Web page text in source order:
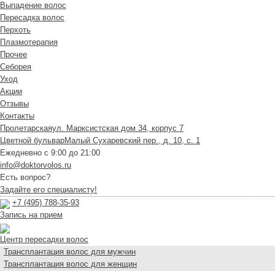
Выпадение волос
Пересадка волос
Перхоть
Плазмотерапия
Прочее
Себорея
Уход
Акции
Отзывы
Контакты
Пролетарскаяул. Марксистская дом 34, корпус 7
Цветной бульварМалый Сухаревский пер., д. 10, с. 1
Ежедневно с 9:00 до 21:00
info@doktorvolos.ru
Есть вопрос?
Задайте его специалисту!
+7 (495) 788-35-93
Запись на прием
Центр пересадки волос
Трансплантация волос для мужчин
Трансплантация волос для женщин